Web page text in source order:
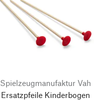
Spielzeugmanufaktur Vah
Ersatzpfeile Kinderbogen